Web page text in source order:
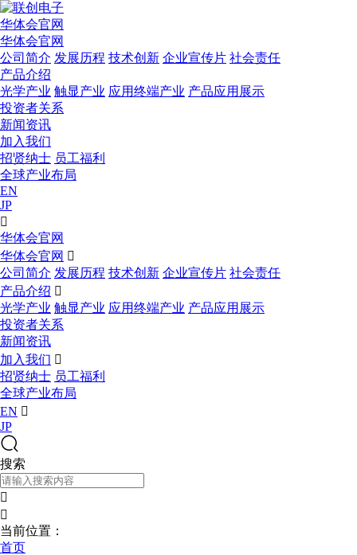
华体会官网
华体会官网
公司简介 发展历程 技术创新 企业宣传片 社会责任
产品介绍
光学产业 触显产业 应用终端产业 产品应用展示
投资者关系
新闻资讯
加入我们
招贤纳士 员工福利
全球产业布局
EN
JP

华体会官网
华体会官网 
公司简介 发展历程 技术创新 企业宣传片 社会责任
产品介绍 
光学产业 触显产业 应用终端产业 产品应用展示
投资者关系
新闻资讯
加入我们 
招贤纳士 员工福利
全球产业布局
EN 
JP
搜索


当前位置：
首页